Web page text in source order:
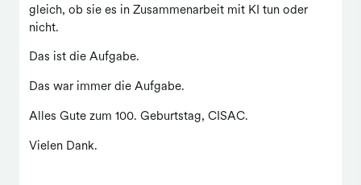
gleich, ob sie es in Zusammenarbeit mit KI tun oder
nicht.
Das ist die Aufgabe.
Das war immer die Aufgabe.
Alles Gute zum 100. Geburtstag, CISAC.
Vielen Dank.